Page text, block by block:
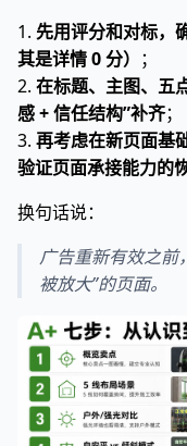
1. 先用评分和对标，
其是详情 0 分） ；
2. 在标题、主图、五
感 + 信任结构”补齐；
3. 再考虑在新页面基
验证页面承接能力的
换句话说：
广告重新有效之前
被放大”的页面。